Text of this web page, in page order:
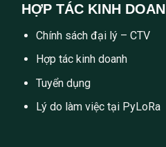
HỢP TÁC KINH
Chính sách đại lý – CTV
Hợp tác kinh doanh
Tuyển dụng
Lý do làm việc tại PyLoRa